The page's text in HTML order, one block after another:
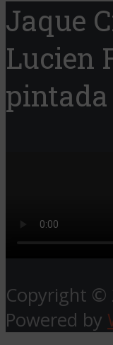
Jaque
Lucien
pintada
Copyright ©
Powered by